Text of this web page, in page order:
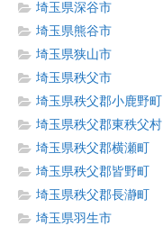
埼玉県深谷市
埼玉県熊谷市
埼玉県狭山市
埼玉県秩父市
埼玉県秩父郡小鹿野町
埼玉県秩父郡東秩父村
埼玉県秩父郡横瀬町
埼玉県秩父郡皆野町
埼玉県秩父郡長瀞町
埼玉県羽生市